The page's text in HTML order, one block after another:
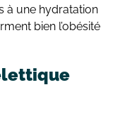
à une hydratation
bien l’obésité